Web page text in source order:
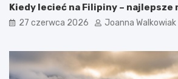
Kiedy lecieć na Filipiny – najlepsze
27 czerwca 2026 Joanna Walkowiak